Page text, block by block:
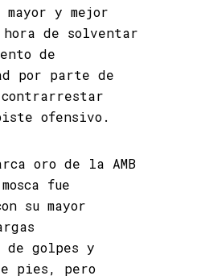
mayor y mejor
de solventar
de
por parte de
contrarrestar
ofensivo.
oro de la AMB
fue
su mayor
de golpes y
pies, pero